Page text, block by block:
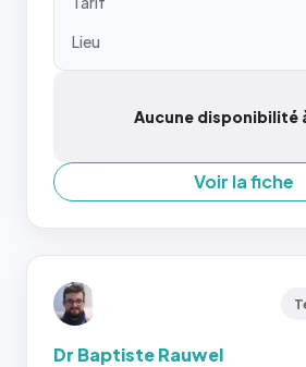
Lieu
Aucune disponibilité
Voir la fiche
Dr Baptiste Rauwel